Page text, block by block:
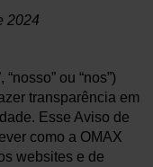
2024
“nosso” ou “nos”)
transparência em
Esse Aviso de
como a OMAX
websites e de